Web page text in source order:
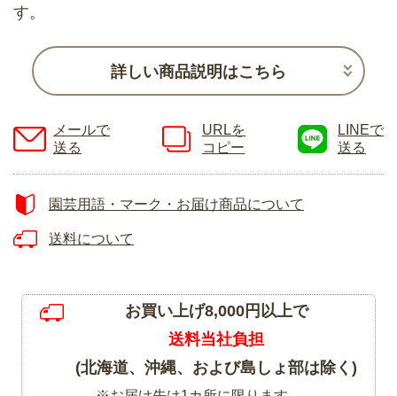
す。
詳しい商品説明はこちら
メールで
送る
URLを
コピー
LINEで
送る
園芸用語・マーク・お届け商品について
送料について
お買い上げ8,000円以上で
送料当社負担
(北海道、沖縄、および島しょ部は除く)